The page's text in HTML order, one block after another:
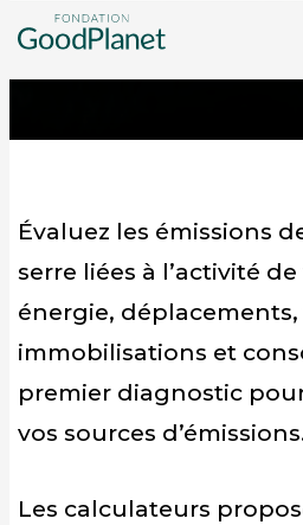
Évaluez les émissions
serre liées à l’activité
énergie, déplacements,
immobilisations et
premier diagnostic
vos sources
Les calculateurs